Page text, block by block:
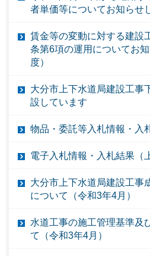
者単価等についてお知らせ
賃金等の変動に対する建設
条第6項の運用についてお
度）
大分市上下水道局建設工事
設しています
物品・委託等入札情報・入
電子入札情報・入札結果（
大分市上下水道局建設工事
について（令和3年4月）
水道工事の施工管理基準及
て（令和3年4月）